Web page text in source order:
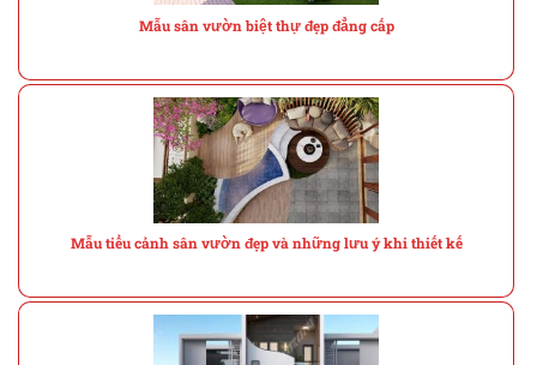
Mẫu sân vườn biệt thự đẹp đẳng cấp
Mẫu tiểu cảnh sân vườn đẹp và những lưu ý khi thiết kế